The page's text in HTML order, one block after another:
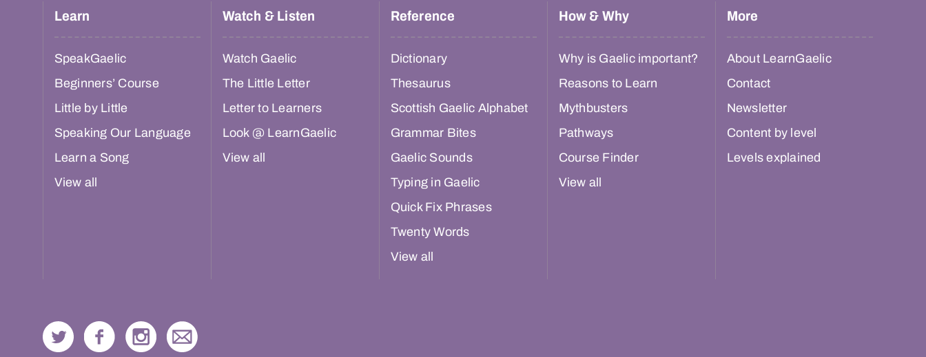
Learn
SpeakGaelic
Beginners’ Course
Little by Little
Speaking Our Language
Learn a Song
View all
Watch & Listen
Watch Gaelic
The Little Letter
Letter to Learners
Look @ LearnGaelic
View all
Reference
Dictionary
Thesaurus
Scottish Gaelic Alphabet
Grammar Bites
Gaelic Sounds
Typing in Gaelic
Quick Fix Phrases
Twenty Words
View all
How & Why
Why is Gaelic important?
Reasons to Learn
Mythbusters
Pathways
Course Finder
View all
More
About LearnGaelic
Contact
Newsletter
Content by level
Levels explained